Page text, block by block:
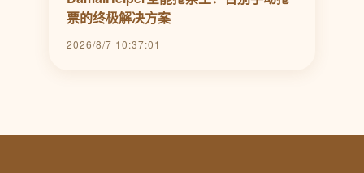
票的终极解决方案
2026/8/7 10:37:01